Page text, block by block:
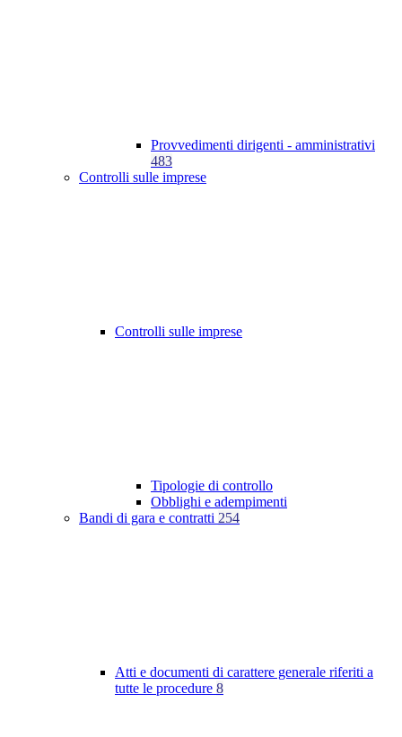
Provvedimenti dirigenti - amministrativi
483
Controlli sulle imprese
Controlli sulle imprese
Tipologie di controllo
Obblighi e adempimenti
Bandi di gara e contratti 254
Atti e documenti di carattere generale riferiti a
tutte le procedure 8